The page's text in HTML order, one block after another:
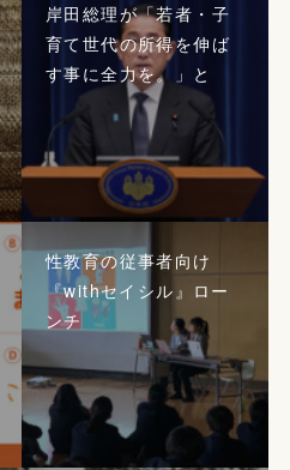
岸田総理が「若者・子
育て世代の所得を伸ば
す事に全力を。」と
性教育の従事者向け
『withセイシル』ロー
ンチ